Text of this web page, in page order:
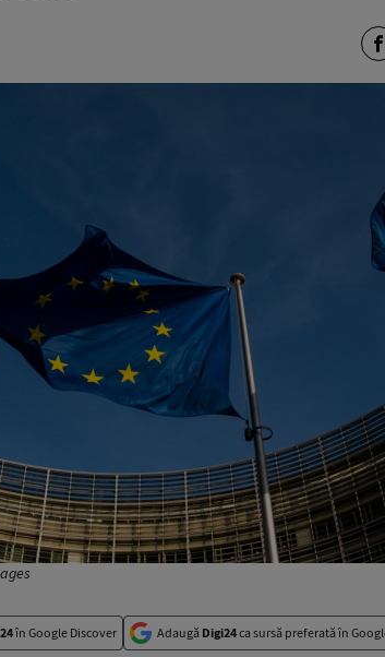
în Google Discover Adaugă Digi24ca sursă preferată în